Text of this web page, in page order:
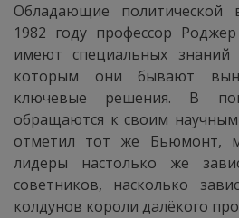
Обладающие политической
1982 году профессор
имеют специальных
которым они бывают
ключевые решения. В
обращаются к своим
отметил тот же Бьюмонт,
лидеры настолько же
советников, насколько
колдунов короли далёкого